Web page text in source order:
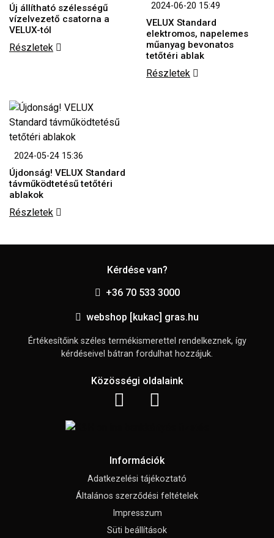
Új állítható szélességű
vízelvezető csatorna a
VELUX-tól
Részletek
2024-06-20 15:49
VELUX Standard
elektromos, napelemes
műanyag bevonatos
tetőtéri ablak
Részletek
2024-05-24 15:36
Újdonság! VELUX Standard
távműködtetésű tetőtéri
ablakok
Részletek
Kérdése van?
+36 70 533 3000
webshop [kukac] gras.hu
Értékesítőink széles termékismerettel rendelkeznek, így
kérdéseivel bátran fordulhat hozzájuk.
Közösségi oldalaink
Információk
Adatkezelési tájékoztató
Általános szerződési feltételek
Impresszum
Süti beállítások